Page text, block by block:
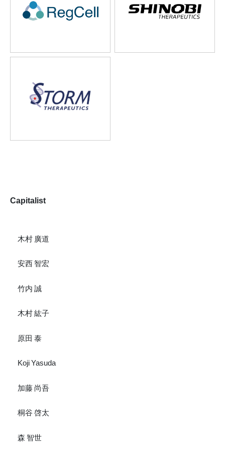
Capitalist
木村 廣道
安西 智宏
竹内 誠
木村 紘子
原田 泰
Koji Yasuda
加藤 尚吾
桐谷 啓太
森 智世